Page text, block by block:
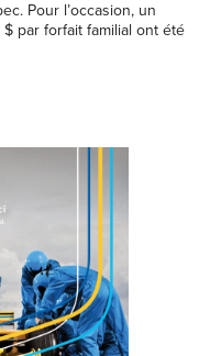
Pour l’occasion, un
par forfait familial ont été